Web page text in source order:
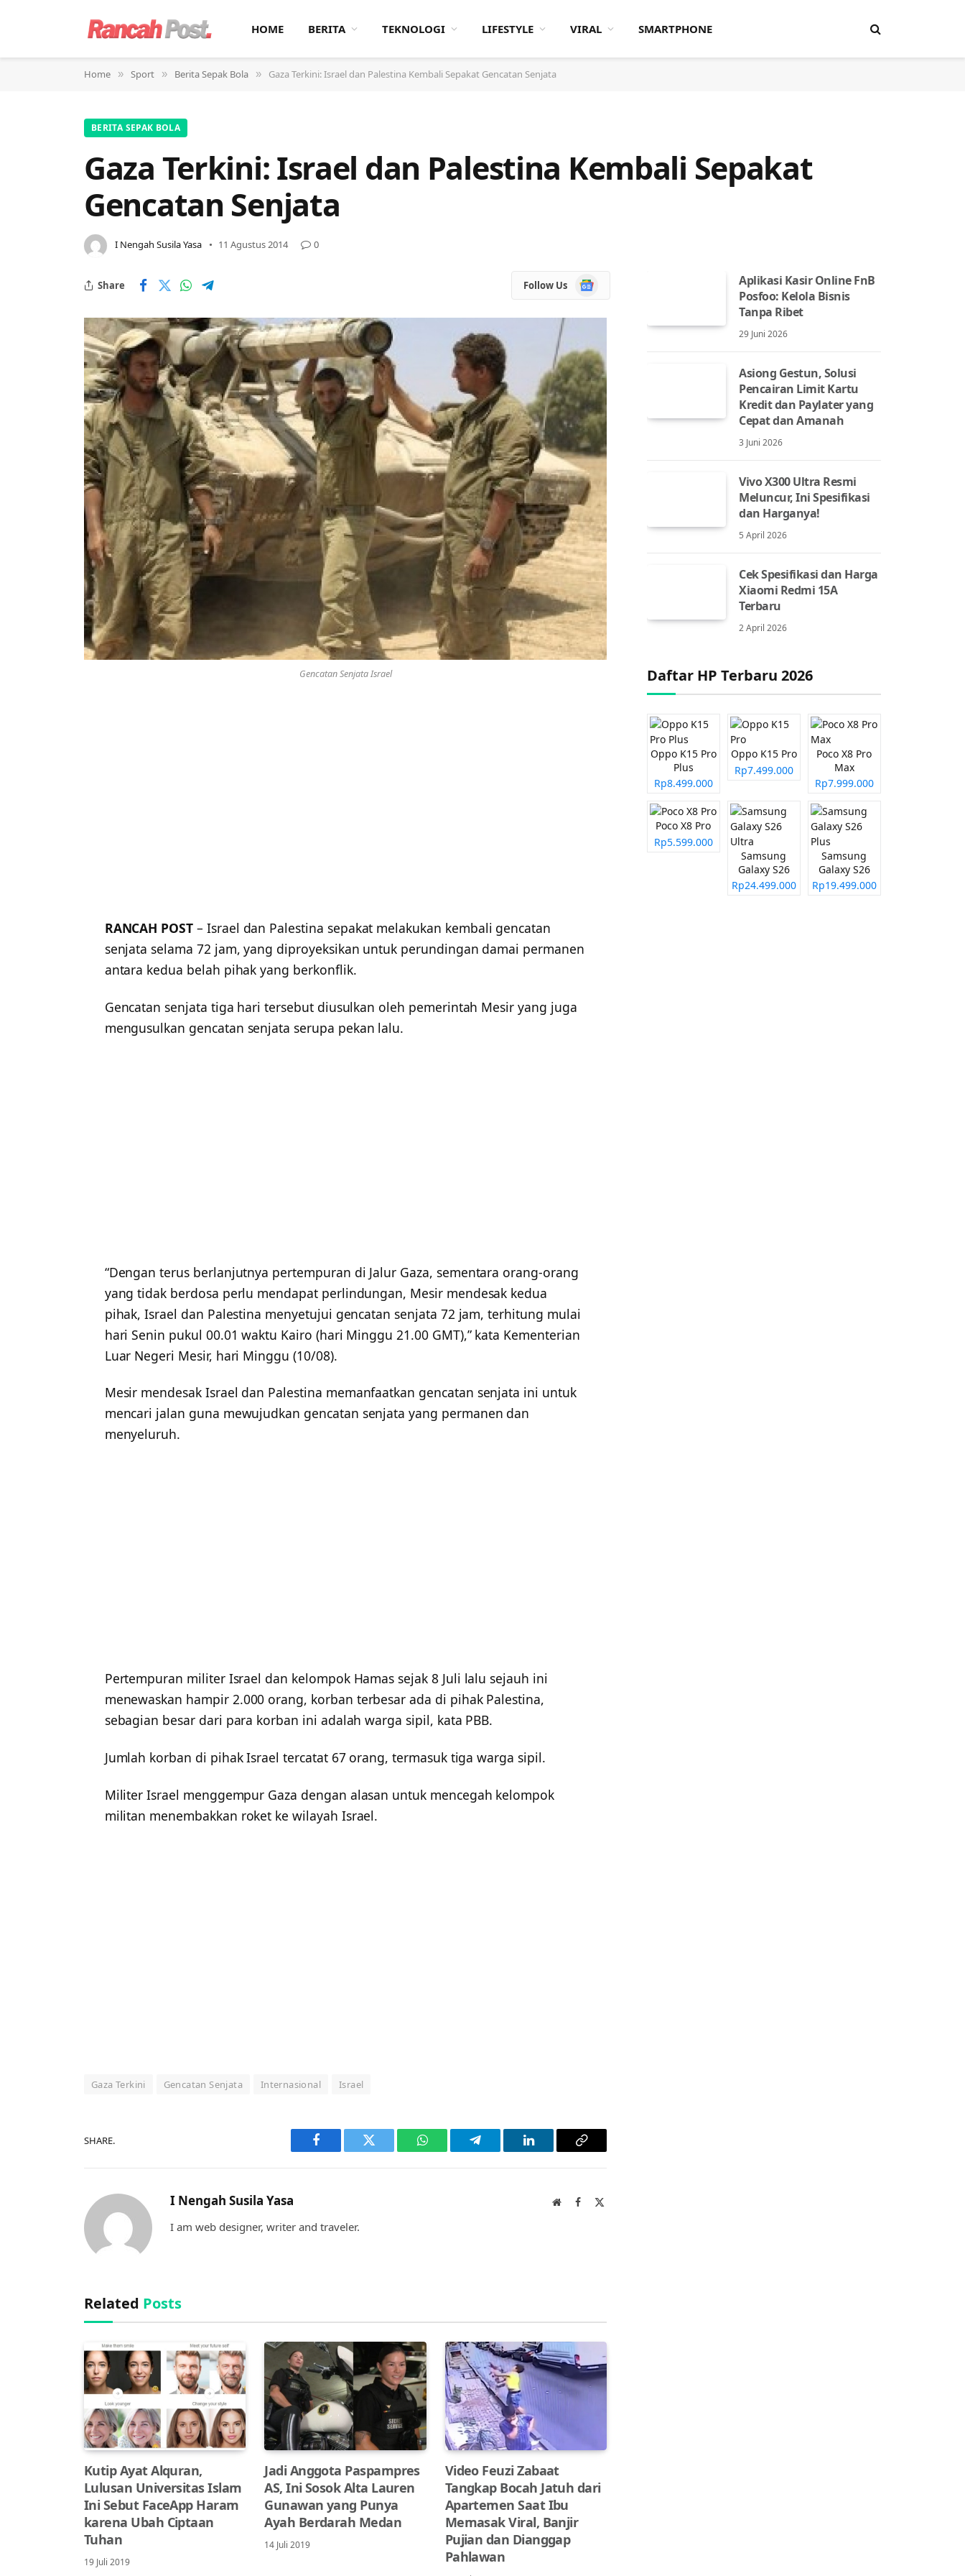
HOME BERITA TEKNOLOGI LIFESTYLE VIRAL SMARTPHONE
Home » Sport » Berita Sepak Bola » Gaza Terkini: Israel dan Palestina Kembali Sepakat Gencatan Senjata
BERITA SEPAK BOLA
Gaza Terkini: Israel dan Palestina Kembali Sepakat
Gencatan Senjata
I Nengah Susila Yasa 11 Agustus 2014 0
Share Follow Us
Google
News
Gencatan Senjata Israel
RANCAH POST – Israel dan Palestina sepakat melakukan kembali gencatan
senjata selama 72 jam, yang diproyeksikan untuk perundingan damai permanen
antara kedua belah pihak yang berkonflik.
Gencatan senjata tiga hari tersebut diusulkan oleh pemerintah Mesir yang juga
mengusulkan gencatan senjata serupa pekan lalu.
“Dengan terus berlanjutnya pertempuran di Jalur Gaza, sementara orang-orang
yang tidak berdosa perlu mendapat perlindungan, Mesir mendesak kedua
pihak, Israel dan Palestina menyetujui gencatan senjata 72 jam, terhitung mulai
hari Senin pukul 00.01 waktu Kairo (hari Minggu 21.00 GMT),” kata Kementerian
Luar Negeri Mesir, hari Minggu (10/08).
Mesir mendesak Israel dan Palestina memanfaatkan gencatan senjata ini untuk
mencari jalan guna mewujudkan gencatan senjata yang permanen dan
menyeluruh.
Pertempuran militer Israel dan kelompok Hamas sejak 8 Juli lalu sejauh ini
menewaskan hampir 2.000 orang, korban terbesar ada di pihak Palestina,
sebagian besar dari para korban ini adalah warga sipil, kata PBB.
Jumlah korban di pihak Israel tercatat 67 orang, termasuk tiga warga sipil.
Militer Israel menggempur Gaza dengan alasan untuk mencegah kelompok
militan menembakkan roket ke wilayah Israel.
Gaza Terkini Gencatan Senjata Internasional Israel
SHARE.
Facebook Twitter WhatsAppTelegram LinkedIn Copy
I Nengah Susila Yasa WebsiteFacebook
I am web designer, writer and traveler.
Related Posts
Kutip Ayat Alquran,
Lulusan Universitas Islam
Ini Sebut FaceApp Haram
karena Ubah Ciptaan
Tuhan
19 Juli 2019
Jadi Anggota Paspampres
AS, Ini Sosok Alta Lauren
Gunawan yang Punya
Ayah Berdarah Medan
14 Juli 2019
Video Feuzi Zabaat
Tangkap Bocah Jatuh dari
Apartemen Saat Ibu
Memasak Viral, Banjir
Pujian dan Dianggap
Pahlawan
Aplikasi Kasir Online FnB
Posfoo: Kelola Bisnis
Tanpa Ribet
29 Juni 2026
Asiong Gestun, Solusi
Pencairan Limit Kartu
Kredit dan Paylater yang
Cepat dan Amanah
3 Juni 2026
Vivo X300 Ultra Resmi
Meluncur, Ini Spesifikasi
dan Harganya!
5 April 2026
Cek Spesifikasi dan Harga
Xiaomi Redmi 15A
Terbaru
2 April 2026
Daftar HP Terbaru 2026
Oppo K15 Pro
Plus
Rp8.499.000
Oppo K15 Pro
Rp7.499.000
Poco X8 Pro
Max
Rp7.999.000
Poco X8 Pro
Rp5.599.000
Samsung
Galaxy S26
Ultra
Rp24.499.000
Samsung
Galaxy S26
Plus
Rp19.499.000